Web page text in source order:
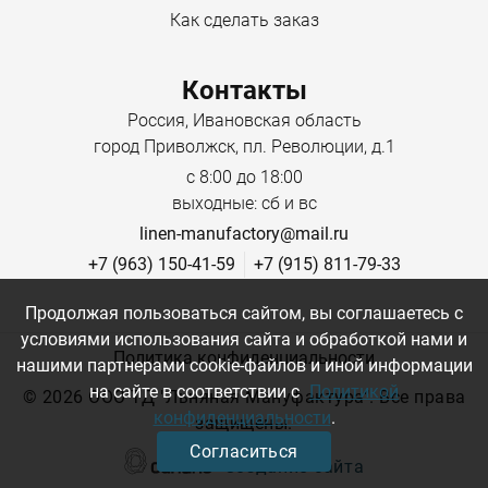
фактурной рельефности.
Воздухопроницаемость:отлично пропускает
воздух, подходит для тёплой погоды.
хорошо впитывает влагу и
Прочность:устойчива к износу благодаря
Универсальность:подходит для пошива платьев,
рубашек, юбок, брюк, а также для домашнего
текстиля — штор, скатертей, салфеток.
Как сделать заказ
Контакты
Россия, Ивановская область
город Приволжск, пл. Революции, д.1
с 8:00 до 18:00
выходные: сб и вс
linen-manufactory@mail.ru
+7 (963) 150-41-59
+7 (915) 811-79-33
© 2026 ООО ТД "Льняная Мануфактура". Все права
защищены.
Политика конфиденциальности
Создание сайта
Продолжая пользоваться сайтом, вы соглашаетесь с
условиями использования сайта и обработкой нами и
нашими партнерами cookie-файлов и иной информации
на сайте в соответствии с Политикой
конфиденциальности.
Согласиться